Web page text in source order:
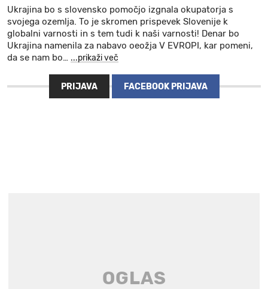
Ukrajina bo s slovensko pomočjo izgnala okupatorja s
svojega ozemlja. To je skromen prispevek Slovenije k
globalni varnosti in s tem tudi k naši varnosti! Denar bo
Ukrajina namenila za nabavo oeožja V EVROPI, kar pomeni,
da se nam bo… ...prikaži več
PRIJAVA FACEBOOK PRIJAVA